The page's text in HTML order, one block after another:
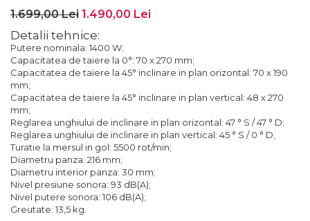
Mașini Înșurubat pentru Gips
Carton
Polizoare Unghiulare
Pulverizatoare
Rindele
Suflante
Trimmere
Vibratoare Beton
Încărcătoare
Mașini de Polișat
Mașini de Tuns Gard Viu
Mașini de Tăiat BCA
Mașini de Înșurubat cu Impuls
Mașini de Înșurubat Electrice
Mașini de Înșurubat pentru Gips
Carton
Multicutter
Polizoare de Banc
Polizoare Drepte
Polizoare Unghiulare
Valize de Protecție
Șlefuire și Lustruire
1.699,00 Lei 1.490,00 Lei
Detalii tehnice:
Putere nominala: 1400 W;
Capacitatea de taiere la 0°: 70 x 270 mm;
Capacitatea de taiere la 45° inclinare in plan orizontal: 70 x 190
mm;
Capacitatea de taiere la 45° inclinare in plan vertical: 48 x 270
mm;
Reglarea unghiului de inclinare in plan orizontal: 47 ° S / 47 ° D;
Reglarea unghiului de inclinare in plan vertical: 45 ° S / 0 ° D;
Turatie la mersul in gol: 5500 rot/min;
Diametru panza: 216 mm;
Diametru interior panza: 30 mm;
Nivel presiune sonora: 93 dB(A);
Nivel putere sonora: 106 dB(A);
Greutate: 13,5 kg.